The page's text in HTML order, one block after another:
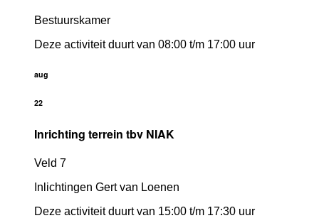
Bestuurskamer
Deze activiteit duurt van 08:00 t/m 17:00 uur
aug
22
Inrichting terrein tbv NIAK
Veld 7
Inlichtingen Gert van Loenen
Deze activiteit duurt van 15:00 t/m 17:30 uur